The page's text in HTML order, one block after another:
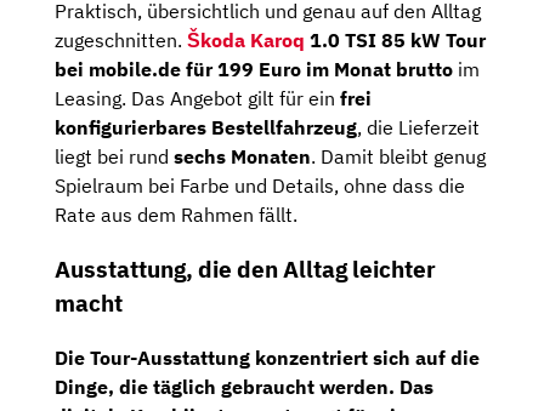
Praktisch, übersichtlich und genau auf den Alltag
zugeschnitten. Škoda Karoq 1.0 TSI 85 kW Tour
bei mobile.de für 199 Euro im Monat brutto im
Leasing. Das Angebot gilt für ein frei
konfigurierbares Bestellfahrzeug, die Lieferzeit
liegt bei rund sechs Monaten. Damit bleibt genug
Spielraum bei Farbe und Details, ohne dass die
Rate aus dem Rahmen fällt.
Ausstattung, die den Alltag leichter
macht
Die Tour-Ausstattung konzentriert sich auf die
Dinge, die täglich gebraucht werden. Das